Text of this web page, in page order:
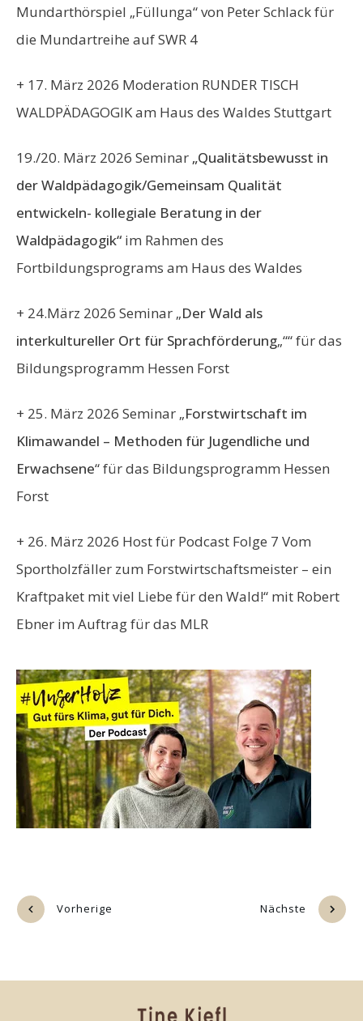
Mundarthörspiel „Füllunga“ von Peter Schlack für
die Mundartreihe auf SWR 4
+ 17. März 2026 Moderation RUNDER TISCH
WALDPÄDAGOGIK am Haus des Waldes Stuttgart
19./20. März 2026 Seminar „Qualitätsbewusst in
der Waldpädagogik/Gemeinsam Qualität
entwickeln- kollegiale Beratung in der
Waldpädagogik“ im Rahmen des
Fortbildungsprograms am Haus des Waldes
+ 24.März 2026 Seminar „Der Wald als
interkultureller Ort für Sprachförderung„““ für das
Bildungsprogramm Hessen Forst
+ 25. März 2026 Seminar „Forstwirtschaft im
Klimawandel – Methoden für Jugendliche und
Erwachsene“ für das Bildungsprogramm Hessen
Forst
+ 26. März 2026 Host für Podcast Folge 7 Vom
Sportholzfäller zum Forstwirtschaftsmeister – ein
Kraftpaket mit viel Liebe für den Wald!“ mit Robert
Ebner im Auftrag für das MLR
Vorherige Nächste